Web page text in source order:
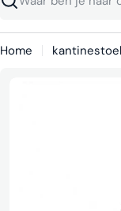
Zoeken
Home